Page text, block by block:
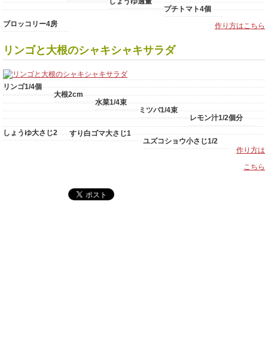
プチトマト4個
ブロッコリー4房
作り方はこちら
リンゴと大根のシャキシャキサラダ
リンゴ1/4個
大根2cm
水菜1/4束
ミツバ1/4束
レモン汁1/2個分
しょうゆ大さじ2
すり白ゴマ大さじ1
ユズコショウ小さじ1/2
作り方は
こちら